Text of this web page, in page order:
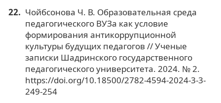
Чойбсонова Ч. В. Образовательная среда
педагогического ВУЗа как условие
формирования антикоррупционной
культуры будущих педагогов // Ученые
записки Шадринского государственного
педагогического университета. 2024. № 2.
https://doi.org/10.18500/2782-4594-2024-3-3-
249-254